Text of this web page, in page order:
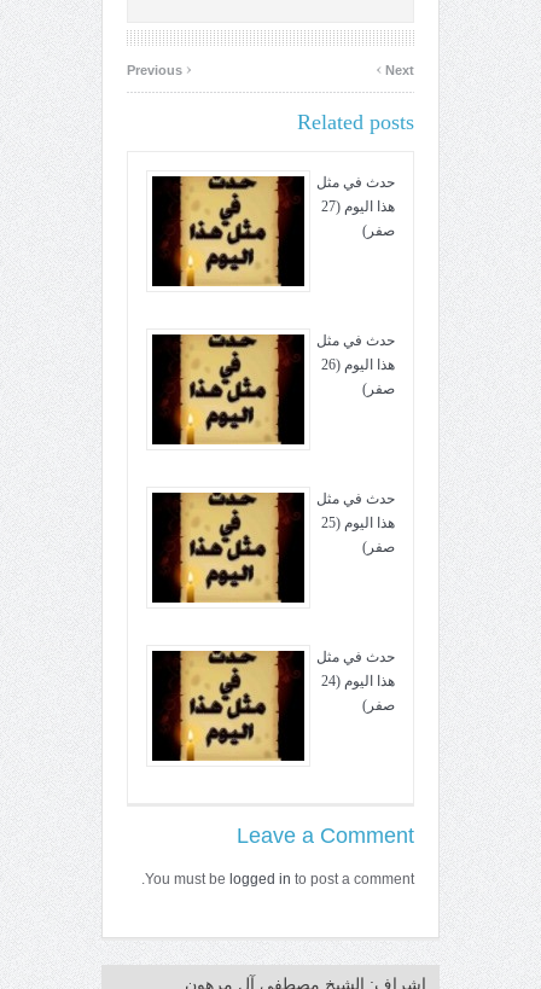
‹ Next
›
Related posts
حدث في مثل
هذا اليوم (27
صفر)
حدث في مثل
هذا اليوم (26
صفر)
حدث في مثل
هذا اليوم (25
صفر)
حدث في مثل
هذا اليوم (24
صفر)
Leave a Comment
You must be logged in to post a comment.
إشراف: الشيخ مصطفى آل مرهون